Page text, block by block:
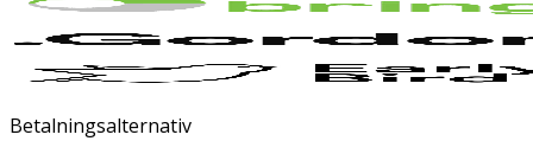
Betalningsalternativ